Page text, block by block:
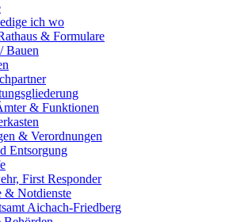
ich wo
& Formulare
Bauen
& Funktionen
& Verordnungen
Entsorgung
First Responder
& Notdienste
Aichach-Friedberg